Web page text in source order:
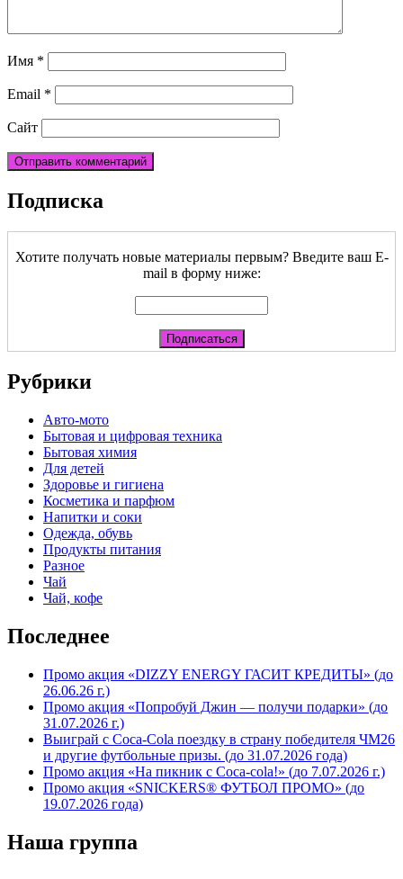
Имя *
Email *
Сайт
Подписка
Хотите получать новые материалы первым? Введите ваш E-
mail в форму ниже:
Рубрики
Авто-мото
Бытовая и цифровая техника
Бытовая химия
Для детей
Здоровье и гигиена
Косметика и парфюм
Напитки и соки
Одежда, обувь
Продукты питания
Разное
Чай
Чай, кофе
Последнее
Промо акция «DIZZY ENERGY ГАСИТ КРЕДИТЫ» (до
26.06.26 г.)
Промо акция «Попробуй Джин — получи подарки» (до
31.07.2026 г.)
Выиграй с Coca-Cola поездку в страну победителя ЧМ26
и другие футбольные призы. (до 31.07.2026 года)
Промо акция «На пикник с Coca-cola!» (до 7.07.2026 г.)
Промо акция «SNICKERS® ФУТБОЛ ПРОМО» (до
19.07.2026 года)
Наша группа